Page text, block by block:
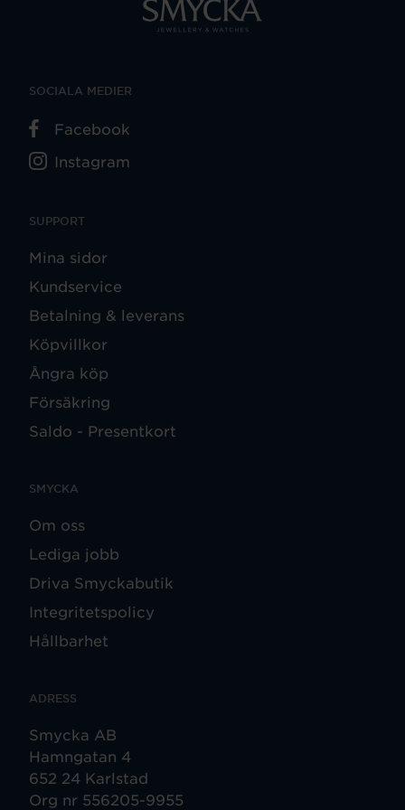
SUPPORT
Mina sidor
Kundservice
Betalning & leverans
Köpvillkor
Ångra köp
Försäkring
Saldo - Presentkort
SMYCKA
Om oss
Lediga jobb
Driva Smyckabutik
Integritetspolicy
Hållbarhet
ADRESS
Smycka AB
Hamngatan 4
652 24 Karlstad
Org nr 556205-9955
SOCIALA MEDIER
Facebook
Instagram